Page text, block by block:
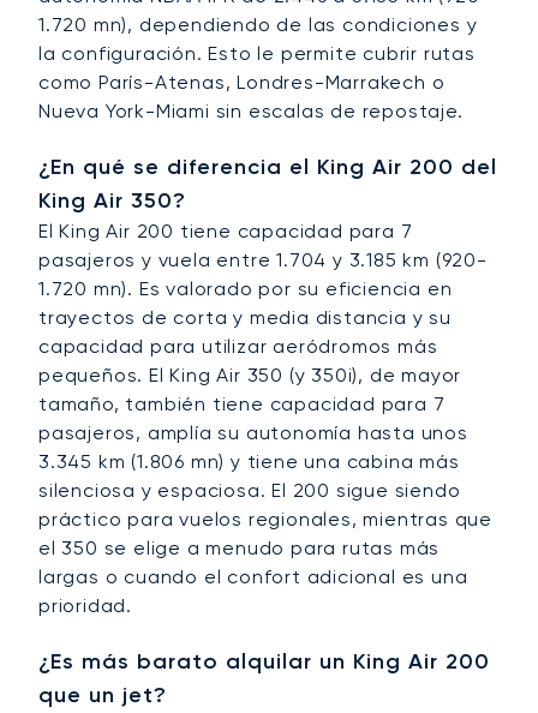
1.720 mn), dependiendo de las condiciones y
la configuración. Esto le permite cubrir rutas
como París-Atenas, Londres-Marrakech o
Nueva York-Miami sin escalas de repostaje.
¿En qué se diferencia el King Air 200 del
King Air 350?
El King Air 200 tiene capacidad para 7
pasajeros y vuela entre 1.704 y 3.185 km (920-
1.720 mn). Es valorado por su eficiencia en
trayectos de corta y media distancia y su
capacidad para utilizar aeródromos más
pequeños. El King Air 350 (y 350i), de mayor
tamaño, también tiene capacidad para 7
pasajeros, amplía su autonomía hasta unos
3.345 km (1.806 mn) y tiene una cabina más
silenciosa y espaciosa. El 200 sigue siendo
práctico para vuelos regionales, mientras que
el 350 se elige a menudo para rutas más
largas o cuando el confort adicional es una
prioridad.
¿Es más barato alquilar un King Air 200
que un jet?